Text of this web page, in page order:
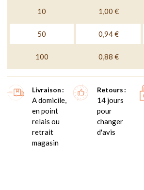
10 1,00 €
50 0,94 €
100 0,88 €
Livraison
A domicile,
en point
relais ou
retrait
magasin
Retours
14 jours
pour
changer
d'avis